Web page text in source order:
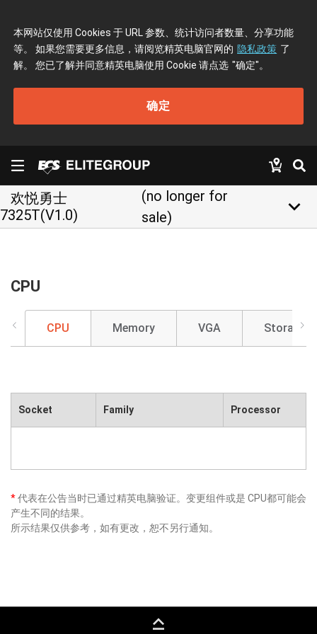
本网站仅使用 Cookies 于 URL 参数、统计访问者数量、分享功能
等。 如果您需要更多信息，请阅览精英电脑官网的 隐私政策 了
解。 您已了解并同意精英电脑使用 Cookie 请点选 "确定"。
确定
欢悦勇士
7325T(V1.0)
(no longer for
sale)
keyboard_arrow_down
CPU
CPU Memory VGA Storage
Socket Family Processor
*代表在公告当时已通过精英电脑验证。变更组件或是 CPU都可能会
产生不同的结果。
所示结果仅供参考，如有更改，恕不另行通知。
keyboard_capslock